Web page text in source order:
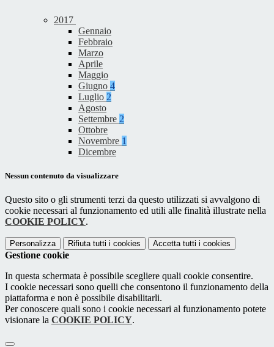
2017
Gennaio
Febbraio
Marzo
Aprile
Maggio
Giugno 4
Luglio 2
Agosto
Settembre 2
Ottobre
Novembre 1
Dicembre
Nessun contenuto da visualizzare
Questo sito o gli strumenti terzi da questo utilizzati si avvalgono di
cookie necessari al funzionamento ed utili alle finalità illustrate nella
COOKIE POLICY.
Personalizza Rifiuta tutti i cookies Accetta tutti i cookies
Gestione cookie
In questa schermata è possibile scegliere quali cookie consentire.
I cookie necessari sono quelli che consentono il funzionamento della
piattaforma e non è possibile disabilitarli.
Per conoscere quali sono i cookie necessari al funzionamento potete
visionare la COOKIE POLICY.